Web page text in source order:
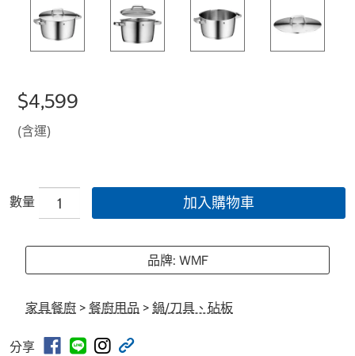
$4,599
(含運)
數量 加入購物車
品牌: WMF
家具餐廚 > 餐廚用品 > 鍋/刀具、砧板
分享